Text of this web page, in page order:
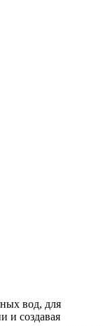
вод, для
и создавая